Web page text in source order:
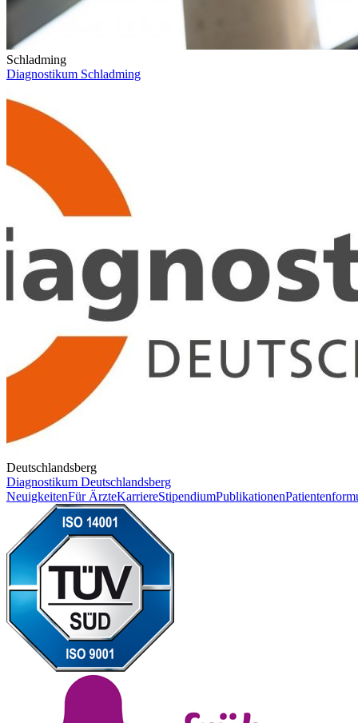
Schladming
Diagnostikum Schladming
Deutschlandsberg
Diagnostikum Deutschlandsberg
NeuigkeitenFür ÄrzteKarriereStipendiumPublikationen